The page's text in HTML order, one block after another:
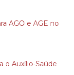
AGO e AGE no
o Auxílio-Saúde